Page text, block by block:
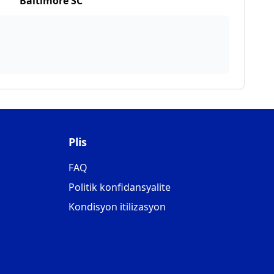
Plis
FAQ
Politik konfidansyalite
Kondisyon itilizasyon